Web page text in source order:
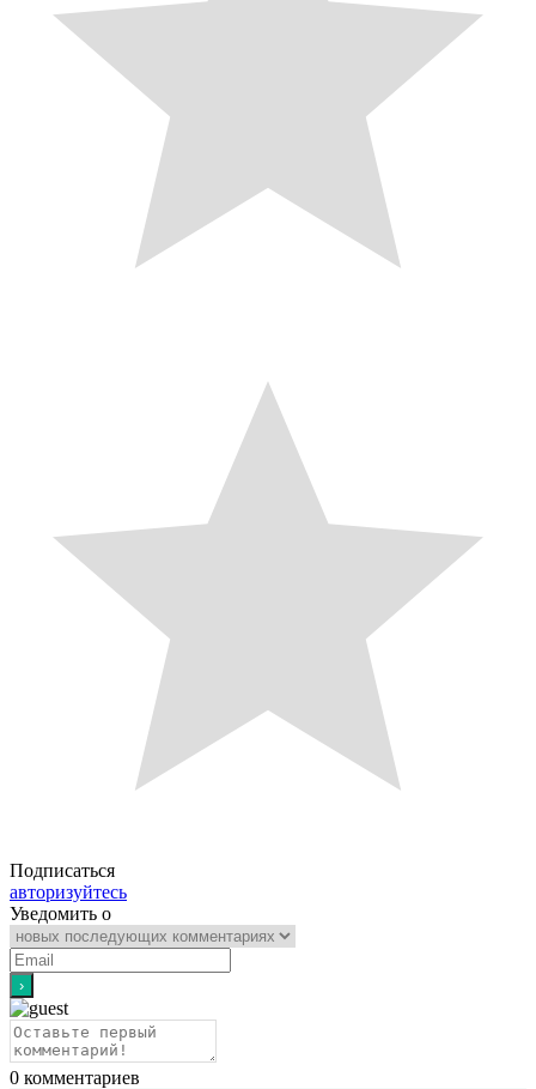
Подписаться
авторизуйтесь
Уведомить о
0 комментариев